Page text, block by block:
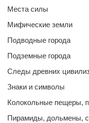
Места силы
Мифические земли
Подводные города
Подземные города
Следы древних
Знаки и символы
Колокольные пещеры,
Пирамиды, дольмены,